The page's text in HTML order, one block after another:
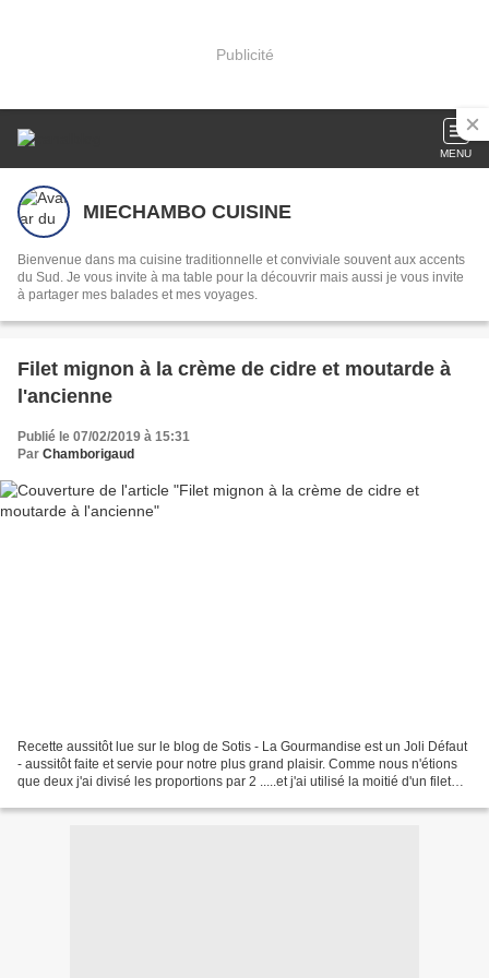
Publicité
MENU
MIECHAMBO CUISINE
Bienvenue dans ma cuisine traditionnelle et conviviale souvent aux accents
du Sud. Je vous invite à ma table pour la découvrir mais aussi je vous invite
à partager mes balades et mes voyages.
Filet mignon à la crème de cidre et moutarde à
l'ancienne
Publié le 07/02/2019 à 15:31
Par Chamborigaud
Recette aussitôt lue sur le blog de Sotis - La Gourmandise est un Joli Défaut
- aussitôt faite et servie pour notre plus grand plaisir. Comme nous n'étions
que deux j'ai divisé les proportions par 2 .....et j'ai utilisé la moitié d'un filet